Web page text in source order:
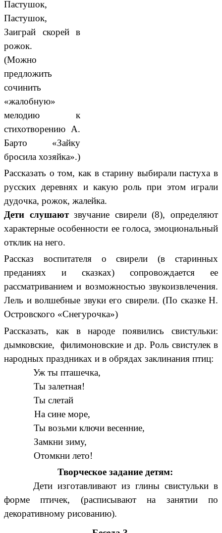
Пастушок,
Пастушок,
Заиграй скорей в
рожок.
(Можно
предложить
сочинить
«жалобную»
мелодию к
стихотворению А.
Барто «Зайку
бросила хозяйка».)
Рассказать о том, как в старину выбирали пастуха в
русских деревнях и какую роль при этом играли
дудочка, рожок, жалейка.
Дети слушают звучание свирели (8), определяют
характерные особенности ее голоса, эмоциональный
отклик на него.
Рассказ воспитателя о свирели (в старинных
преданиях и сказках) сопровождается ее
рассматриванием и возможностью звукоизвлечения.
Лель и волшебные звуки его свирели. (По сказке Н.
Островского «Снегурочка»)
Рассказать, как в народе появились свистульки:
дымковские, филимоновские и др. Роль свистулек в
народных праздниках и в обрядах заклинания птиц:
Уж ты пташечка,
Ты залетная!
Ты слетай
На сине море,
Ты возьми ключи весенние,
Замкни зиму,
Отомкни лето!
Творческое задание детям:
Дети изготавливают из глины свистульки в
форме птичек, (расписывают на занятии по
декоративному рисованию).